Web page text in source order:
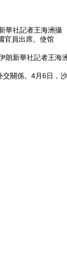
華社記者王海洲攝
官員出席。使馆
朗新華社記者王海
關係。4月6日，